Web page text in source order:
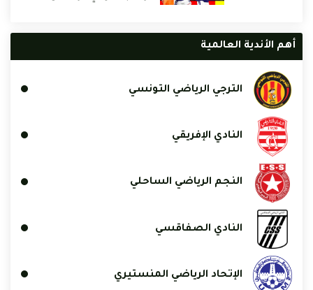
أهم الأندية العالمية
الترجي الرياضي التونسي
النادي الإفريقي
النجم الرياضي الساحلي
النادي الصفاقسي
الإتحاد الرياضي المنستيري